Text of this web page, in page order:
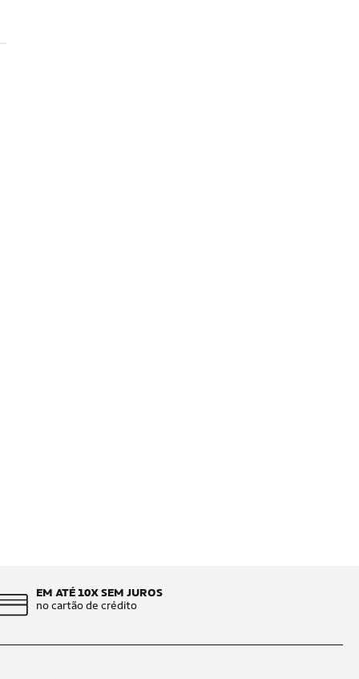
EM ATÉ 10X SEM JUROS
no cartão de crédito